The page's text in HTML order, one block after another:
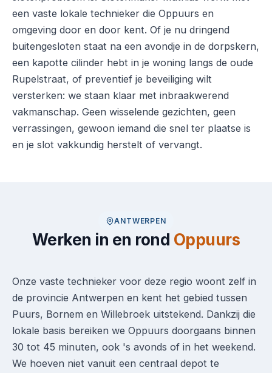
een vaste lokale technieker die Oppuurs en
omgeving door en door kent. Of je nu dringend
buitengesloten staat na een avondje in de dorpskern,
een kapotte cilinder hebt in je woning langs de oude
Rupelstraat, of preventief je beveiliging wilt
versterken: we staan klaar met inbraakwerend
vakmanschap. Geen wisselende gezichten, geen
verrassingen, gewoon iemand die snel ter plaatse is
en je slot vakkundig herstelt of vervangt.
ANTWERPEN
Werken in en rond Oppuurs
Onze vaste technieker voor deze regio woont zelf in
de provincie Antwerpen en kent het gebied tussen
Puurs, Bornem en Willebroek uitstekend. Dankzij die
lokale basis bereiken we Oppuurs doorgaans binnen
30 tot 45 minuten, ook 's avonds of in het weekend.
We hoeven niet vanuit een centraal depot te